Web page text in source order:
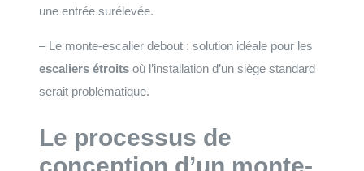
une entrée surélevée.
– Le monte-escalier debout : solution idéale pour les
escaliers étroits où l’installation d’un siège standard
serait problématique.
Le processus de